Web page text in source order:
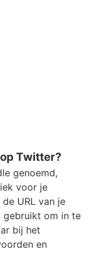
Twitter?
genoemd,
voor je
URL van je
gebruikt om in te
bij het
en